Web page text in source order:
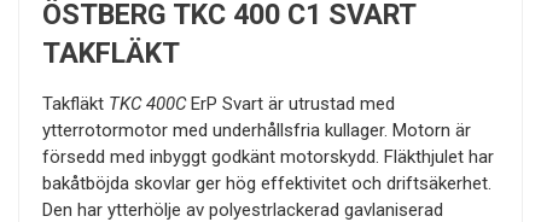
ÖSTBERG TKC 400 C1 SVART
TAKFLÄKT
Takfläkt TKC 400CErP Svart är utrustad med
ytterrotormotor med underhållsfria kullager. Motorn är
försedd med inbyggt godkänt motorskydd. Fläkthjulet har
bakåtböjda skovlar ger hög effektivitet och driftsäkerhet.
Den har ytterhölje av polyestrlackerad gavlaniserad